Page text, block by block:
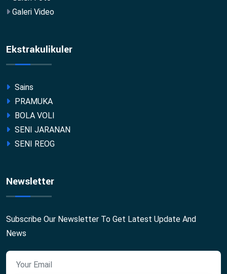
Galeri Video
Ekstrakulikuler
Sains
PRAMUKA
BOLA VOLI
SENI JARANAN
SENI REOG
Newsletter
Subscribe Our Newsletter To Get Latest Update And
News